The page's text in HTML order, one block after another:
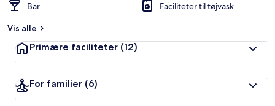
Bar
Faciliteter til tøjvask
Vis alle
Primære faciliteter (12)
For familier (6)